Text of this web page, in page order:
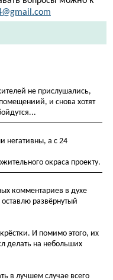
не прислушались,
и снова хотят
негативны, а с 24
окраса проекту.
комментариев в духе
развёрнутый
И помимо этого, их
делать на небольших
в лучшем случае всего